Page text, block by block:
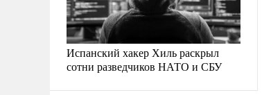
Испанский хакер Хиль раскрыл
сотни разведчиков НАТО и СБУ